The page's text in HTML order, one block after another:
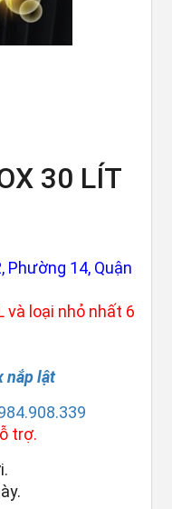
30 LÍT
Phường 14, Quận
và loại nhỏ nhất 6
nắp lật
trợ.